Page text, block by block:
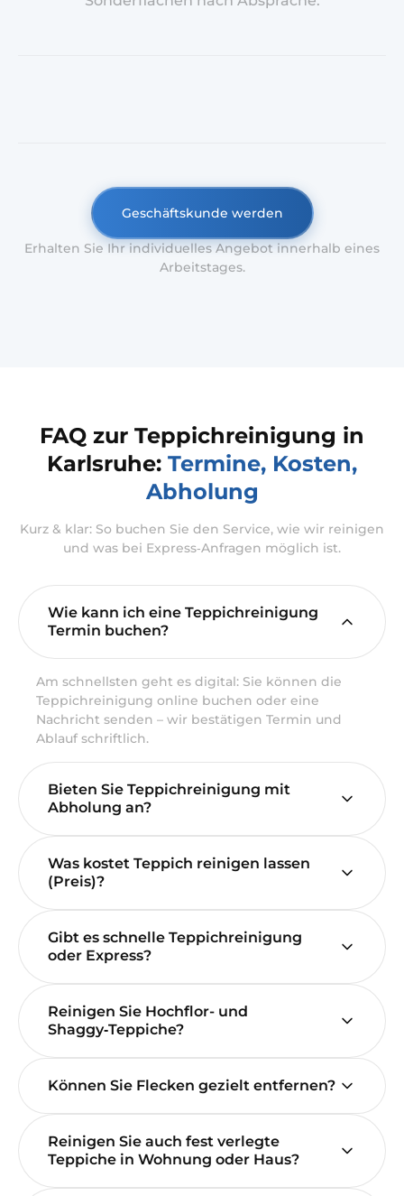
Geschäftskunde werden
Erhalten Sie Ihr individuelles Angebot innerhalb eines
Arbeitstages.
FAQ zur Teppichreinigung in
Karlsruhe: Termine, Kosten,
Abholung
Kurz & klar: So buchen Sie den Service, wie wir reinigen
und was bei Express‑Anfragen möglich ist.
Wie kann ich eine Teppichreinigung
Termin buchen?
Am schnellsten geht es digital: Sie können die
Teppichreinigung online buchen oder eine
Nachricht senden – wir bestätigen Termin und
Ablauf schriftlich.
Bieten Sie Teppichreinigung mit
Abholung an?
Was kostet Teppich reinigen lassen
(Preis)?
Gibt es schnelle Teppichreinigung
oder Express?
Reinigen Sie Hochflor- und
Shaggy‑Teppiche?
Können Sie Flecken gezielt entfernen?
Reinigen Sie auch fest verlegte
Teppiche in Wohnung oder Haus?